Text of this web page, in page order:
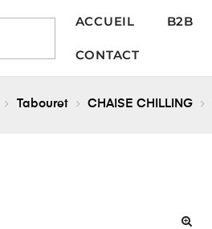
ACCUEIL B2B
CONTACT
Tabouret CHAISE CHILLING